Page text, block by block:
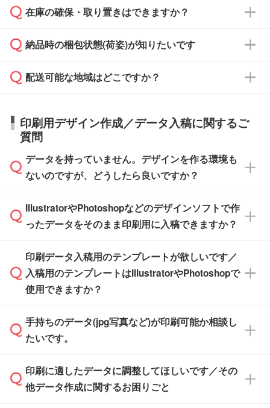
校や幼稚園・保育園であれば、同様の条件でご
ご希望の際は担当スタッフまでお気軽にご相談
ください。
たは注文フォームの『ご注文に関する備考欄』
ご入金確認後、1～2営業日で出荷いたしま
タッフまでお問い合わせください。
ル」に注文予定日をご入力いただくと、おおよ
その締切日や出荷目安をご確認いただけます。
品が決まりましたらお早めのご発注をお願いい
たします。
※土日祝日を除く営業日換算です。
※沖縄・離島は追加日数がかかります。
ご希望の納期がある場合は、お問い合わせ・お
い。
応が可能かご案内いたします。
す。>>対象商品はこちら
※最短出荷日は商品によって異なります。各商
品ページにてご確認ください
在庫の確保・取り置きはできますか？
ご入金確認後に在庫を確保し、注文確定のご連
はできかねますので予めご了承ください。
納品時の梱包状態(荷姿)が知りたいです
商品によって異なります。各ページにある商品
す。(白箱、化粧箱、ブリスターパックなど)
【袋入り】 商品がひとつずつ袋に入っていま
す。(透明袋、デザイン袋など)
【個包装なし】 個包装がされていない状態で
※化粧箱から白箱への入れ替えや、オリジナル
箱の作成は原則承っておりません。
配送可能な地域はどこですか？
日本全国へお届けが可能です。なお、海外への
直接納品は行っておりませんので予めご了承く
ださい。
印刷用デザイン作成／データ入稿に関するご
質問
データを持っていません。デザインを作る環境も
ないのですが、どうしたら良いですか？
無料の「デザインシミュレーター」を使えば、
PCやスマホから簡単にデザインを作成できま
ザインソフトがなくても安心です。
また、「データ作成サービス
せいただければ、弊社にて無料でデザインデー
タを1点作成いたします。
IllustratorやPhotoshopなどのデザインソフトで作
ったデータをそのまま印刷用に入稿できますか？
IllustratorやPhotoshop、CLIP STUDIOなどのデ
ザインソフトでこだわりのデザインを作成した
い方は、完全データ入稿
積・ご注文フォームにアップロードしてご入稿
ください。
ご入稿後は経験豊富なスタッフがデータに不備
がないかチェックし、お客様と確認してから印
刷に進みますので、ご安心ください。
印刷データ入稿用のテンプレートが欲しいです／
入稿用のテンプレートはIllustratorやPhotoshopで
使用できますか？
一部商品は入稿用テンプレートのご用意があり
ます。各商品ページの『印刷方法・テンプレー
入稿用のテンプレートはPDF形式ですが、
IllustratorやPhotoshopで開いてご利用いただけ
手持ちのデータ(jpg写真など)が印刷可能か相談し
たいです。
印刷に適したデータ・解像度かどうか、担当ス
タッフが事前に確認いたします。
印刷に適したデータに調整してほしいです／その
他データ作成に関するお困りごと